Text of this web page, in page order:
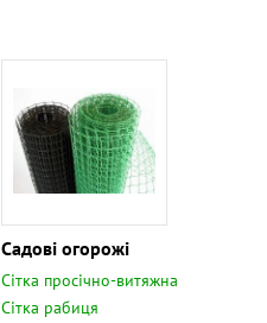
Садові огорожі
Сітка просічно-витяжна
Сітка рабиця